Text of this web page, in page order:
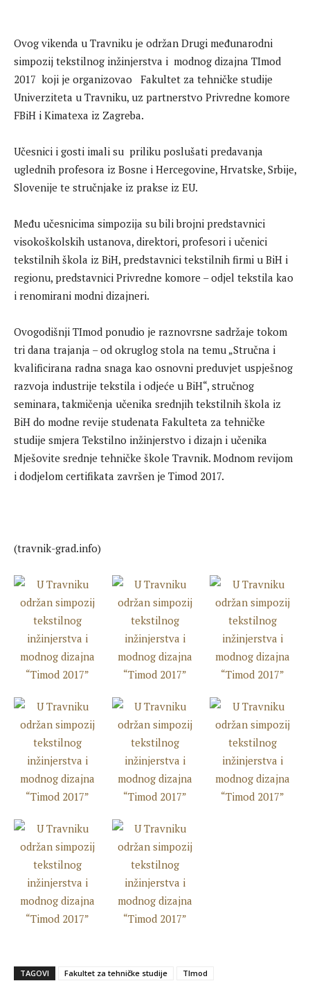
Ovog vikenda u Travniku je održan Drugi međunarodni
simpozij tekstilnog inžinjerstva i modnog dizajna TImod
2017 koji je organizovao Fakultet za tehničke studije
Univerziteta u Travniku, uz partnerstvo Privredne komore
FBiH i Kimatexa iz Zagreba.
Učesnici i gosti imali su priliku poslušati predavanja
uglednih profesora iz Bosne i Hercegovine, Hrvatske, Srbije,
Slovenije te stručnjake iz prakse iz EU.
Među učesnicima simpozija su bili brojni predstavnici
visokoškolskih ustanova, direktori, profesori i učenici
tekstilnih škola iz BiH, predstavnici tekstilnih firmi u BiH i
regionu, predstavnici Privredne komore – odjel tekstila kao
i renomirani modni dizajneri.
Ovogodišnji TImod ponudio je raznovrsne sadržaje tokom
tri dana trajanja – od okruglog stola na temu „Stručna i
kvalificirana radna snaga kao osnovni preduvjet uspješnog
razvoja industrije tekstila i odjeće u BiH“, stručnog
seminara, takmičenja učenika srednjih tekstilnih škola iz
BiH do modne revije studenata Fakulteta za tehničke
studije smjera Tekstilno inžinjerstvo i dizajn i učenika
Mješovite srednje tehničke škole Travnik. Modnom revijom
i dodjelom certifikata završen je Timod 2017.
(travnik-grad.info)
TAGOVI Fakultet za tehničke studije TImod